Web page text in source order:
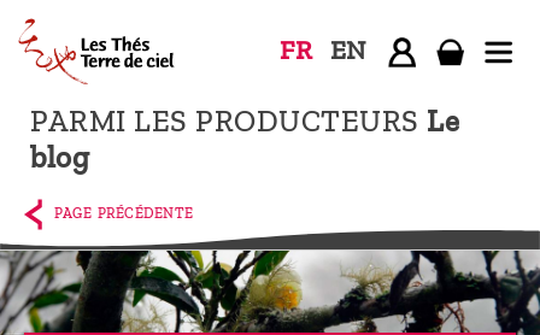
PARMI LES PRODUCTEURS Le
blog
FR EN
Accueil
La
boutique
Terre de
Ciel
Parmi les
PAGE PRÉCÉDENTE